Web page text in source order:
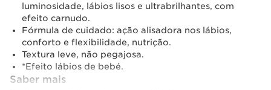
luminosidade, lábios lisos e ultrabrilhantes, com
efeito carnudo.
Fórmula de cuidado: ação alisadora nos lábios,
conforto e flexibilidade, nutrição.
Textura leve, não pegajosa.
*Efeito lábios de bebé.
Saber mais